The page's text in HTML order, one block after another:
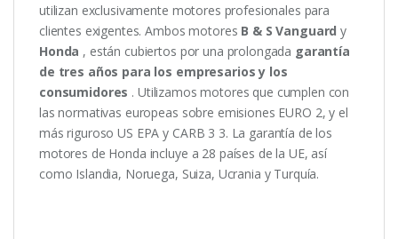
utilizan exclusivamente motores profesionales para
clientes exigentes.Ambos motores B & S Vanguard y
Honda , están cubiertos por una prolongada garantía
de tres años para los empresarios y los
consumidores . Utilizamos motores que cumplen con
las normativas europeas sobre emisiones EURO 2, y el
más riguroso US EPA y CARB 3 3. La garantía de los
motores de Honda incluye a 28 países de la UE, así
como Islandia, Noruega, Suiza, Ucrania y Turquía.